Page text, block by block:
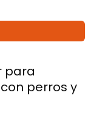
para
perros y